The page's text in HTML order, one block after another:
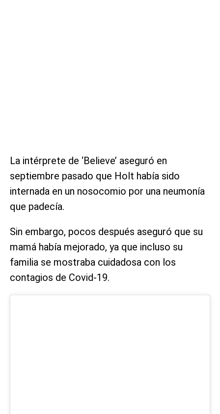
La intérprete de ‘Believe’ aseguró en
septiembre pasado que Holt había sido
internada en un nosocomio por una neumonía
que padecía.
Sin embargo, pocos después aseguró que su
mamá había mejorado, ya que incluso su
familia se mostraba cuidadosa con los
contagios de Covid-19.